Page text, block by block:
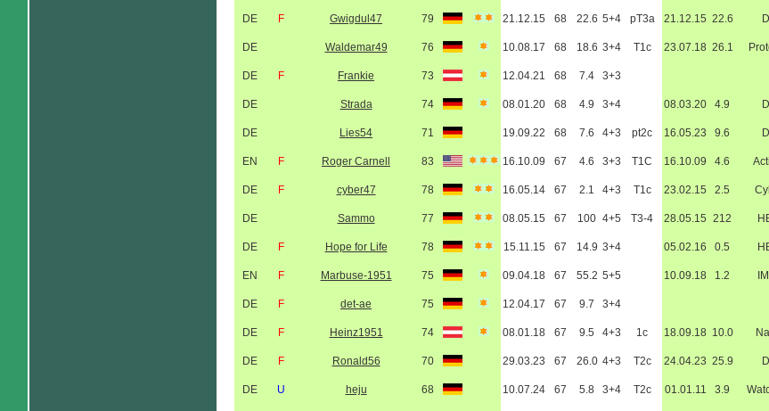
DE F Gwigdul47 79 21.12.15 68 22.6 5+4 pT3a 21.12.15 22.6
DE Waldemar49 76 10.08.17 68 18.6 3+4 T1c 23.07.18 26.1
DE F Frankie 73 12.04.21 68 7.4 3+3
DE Strada 74 08.01.20 68 4.9 3+4 08.03.20 4.9
DE Lies54 71 19.09.22 68 7.6 4+3 pt2c 16.05.23 9.6
EN F Roger Carnell 83 16.10.09 67 4.6 3+3 T1C 16.10.09 4.6
DE F cyber47 78 16.05.14 67 2.1 4+3 T1c 23.02.15 2.5
DE Sammo 77 08.05.15 67 100 4+5 T3-4 28.05.15 212
DE F Hope for Life 78 15.11.15 67 14.9 3+4 05.02.16 0.5
EN F Marbuse-1951 75 09.04.18 67 55.2 5+5 10.09.18 1.2
DE F det-ae 75 12.04.17 67 9.7 3+4
DE F Heinz1951 74 08.01.18 67 9.5 4+3 1c 18.09.18 10.0
DE F Ronald56 70 29.03.23 67 26.0 4+3 T2c 24.04.23 25.9
DE U heju 68 10.07.24 67 5.8 3+4 T2c 01.01.11 3.9